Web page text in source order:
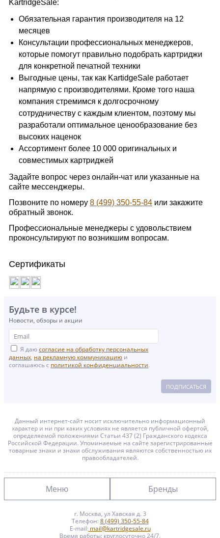
KartridgeSale:
Обязательная гарантия производителя на 12
месяцев
Консультации профессиональных менеджеров,
которые помогут правильно подобрать картриджи
для конкретной печатной техники
Выгодные цены, так как KartidgeSale работает
напрямую с производителями. Кроме того наша
компания стремимся к долгосрочному
сотрудничеству с каждым клиентом, поэтому мы
разработали оптимальное ценообразование без
высоких наценок
Ассортимент более 10 000 оригинальных и
совместимых картриджей
Задайте вопрос через онлайн-чат или указанные на
сайте мессенджеры.
Позвоните по номеру 8 (499) 350-55-84 или закажите
обратный звонок.
Профессиональные менеджеры с удовольствием
проконсультируют по возникшим вопросам.
Сертификаты
Будьте в курсе!
Новости, обзоры и акции
Я даюсогласие на обработку персональных
данных, на рекламную коммуникацию и
соглашаюсь с политикой конфиденциальности.
ПОДПИСАТЬСЯ
Данный интернет-сайт носит исключительно информационный
характер и ни при каких условиях не является публичной офертой,
определяемой положениями Статьи 437 (2) Гражданского кодекса
Российской Федерации. Упоминаемые на сайте зарегистрированные
товарные знаки и знаки обслуживания являются собственностью их
правообладателей.
Меню Бренды
Главная
Brother
г. Москва, ул Хавская д. 3
Телефон: 8 (499) 350-55-84
E-mail: mail@kartridgesale.ru
Время работы: круглосуточно 24/7,